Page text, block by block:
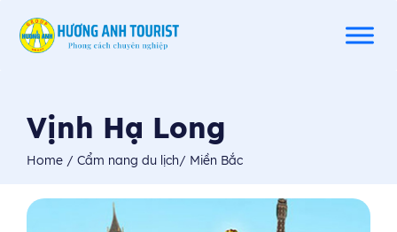
Vịnh Hạ Long
Home / Cẩm nang du lịch/ Miền Bắc